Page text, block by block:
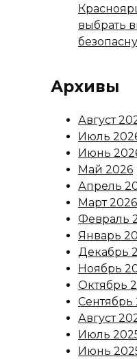
выбрать
Архивы
Август
Июль
Июнь
Май 2026
Апрель
Март 2026
Февраль
Январь
Декабрь
Ноябрь
Октябрь
Сентябрь
Август
Июль
Июнь